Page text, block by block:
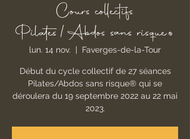
Cours collectifs
Pilates/Abdos sans risque®
lun. 14 nov.
  |
Faverges-de-la-Tour
Début du cycle collectif de 27 séances
Pilates/Abdos sans risque® qui se
déroulera du 19 septembre 2022 au 22 mai
2023.